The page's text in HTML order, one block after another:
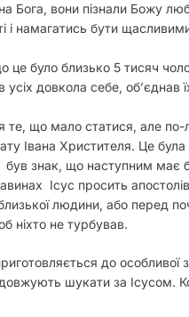
на Бога, вони пізнали Божу
намагатись бути
було близько 5 тисяч
довкола себе, обʼєднав
те, що мало статися, але
Івана Христителя. Це
знак, що наступним має
Ісус просить
людини, або перед
ніхто не турбував.
до особливої
шукати за Ісусом.